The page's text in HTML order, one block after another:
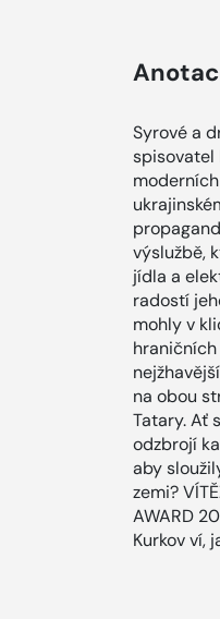
Syrové a
spisovatel
výslužbě,
jídla a
radostí
mohly v
na obou
Tatary. Ať
odzbrojí
aby
zemi?
AWARD
Kurkov ví,